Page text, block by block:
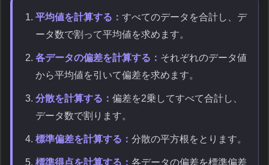
平均値を計算する： すべてのデータを合計し、デ
ータ数で割って平均値を求めます。
各データの偏差を計算する： それぞれのデータ値
から平均値を引いて偏差を求めます。
分散を計算する： 偏差を2乗してすべて合計し、
データ数で割ります。
標準偏差を計算する： 分散の平方根をとります。
標準得点を計算する： 各データの偏差を標準偏差